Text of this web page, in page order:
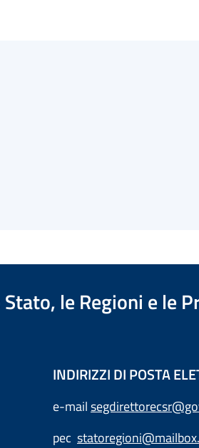
le Regioni e le
INDIRIZZI DI POSTA
e-mail
pec